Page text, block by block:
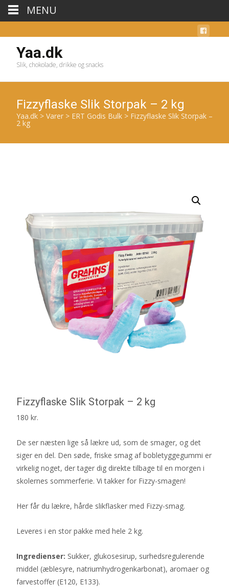
Yaa.dk
Slik, chokolade, drikke og snacks
Fizzyflaske Slik Storpak – 2 kg
Yaa.dk > Varer > ERT Godis Bulk > Fizzyflaske Slik Storpak –
2 kg
Fizzyflaske Slik Storpak – 2 kg
180 kr.
De ser næsten lige så lækre ud, som de smager, og det
siger en del. Den søde, friske smag af bobletyggegummi er
virkelig noget, der tager dig direkte tilbage til en morgen i
skolernes sommerferie. Vi takker for Fizzy-smagen!
Her får du lækre, hårde slikflasker med Fizzy-smag.
Leveres i en stor pakke med hele 2 kg.
Ingredienser: Sukker, glukosesirup, surhedsregulerende
middel (æblesyre, natriumhydrogenkarbonat), aromaer og
farvestoffer (E120, E133).
MENU